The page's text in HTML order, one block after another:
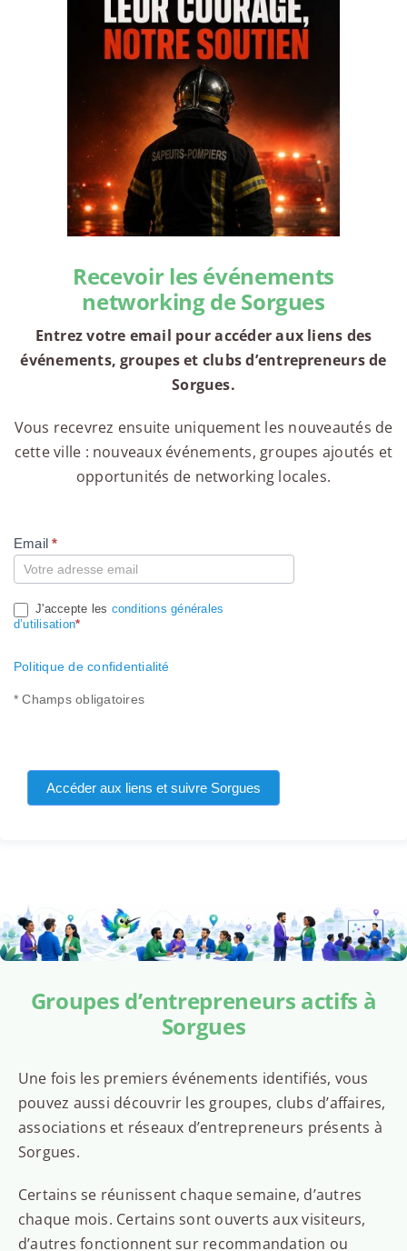
Recevoir les événements
networking de Sorgues
Entrez votre email pour accéder aux liens des
événements, groupes et clubs d’entrepreneurs de
Sorgues.
Vous recevrez ensuite uniquement les nouveautés de
cette ville : nouveaux événements, groupes ajoutés et
opportunités de networking locales.
Compte
Email*
J'accepte les conditions générales
d’utilisation*
Politique de confidentialité
* Champs obligatoires
Accéder aux liens et suivre Sorgues
Groupes d’entrepreneurs actifs à
Sorgues
Une fois les premiers événements identifiés, vous
pouvez aussi découvrir les groupes, clubs d’affaires,
associations et réseaux d’entrepreneurs présents à
Sorgues.
Certains se réunissent chaque semaine, d’autres
chaque mois. Certains sont ouverts aux visiteurs,
d’autres fonctionnent sur recommandation ou